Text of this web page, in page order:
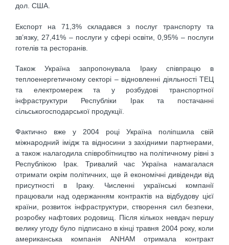
дол. США.
Експорт на 71,3% складався з послуг транспорту та
зв’язку, 27,41% – послуги у сфері освіти, 0,95% – послуги
готелів та ресторанів.
Також Україна запропонувала Іраку співпрацю в
теплоенергетичному секторі – відновленні діяльності ТЕЦ
та електромереж та у розбудові транспортної
інфраструктури Республіки Ірак та постачанні
сільськогосподарської продукції.
Фактично вже у 2004 році Україна поліпшила свій
міжнародний імідж та відносини з західними партнерами,
а також налагодила співробітництво на політичному рівні з
Республікою Ірак. Тривалий час Україна намагалася
отримати окрім політичних, ще й економічні дивіденди від
присутності в Іраку. Численні українські компанії
працювали над одержанням контрактів на відбудову цієї
країни, розвиток інфраструктури, створення сил безпеки,
розробку нафтових родовищ. Після кількох невдач першу
велику угоду було підписано в кінці травня 2004 року, коли
американська компанія ANHAM отримала контракт